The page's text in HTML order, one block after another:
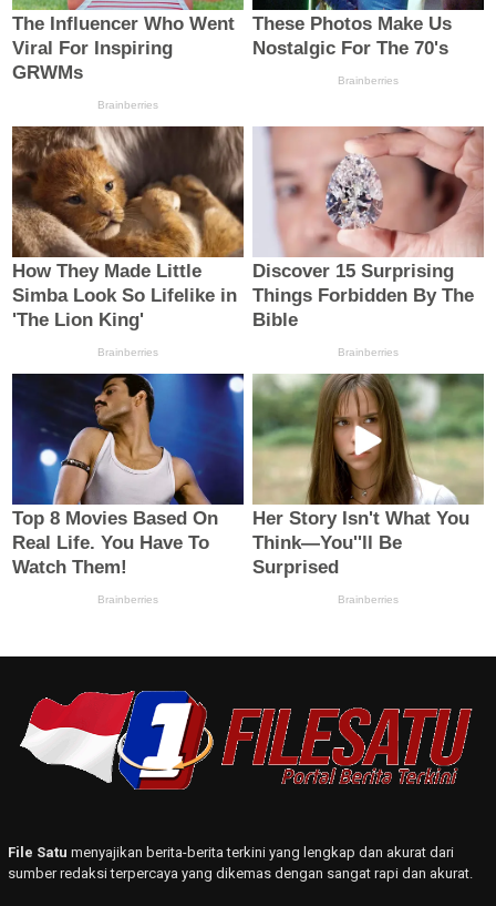
File Satu menyajikan berita-berita terkini yang lengkap dan akurat dari
sumber redaksi terpercaya yang dikemas dengan sangat rapi dan akurat.